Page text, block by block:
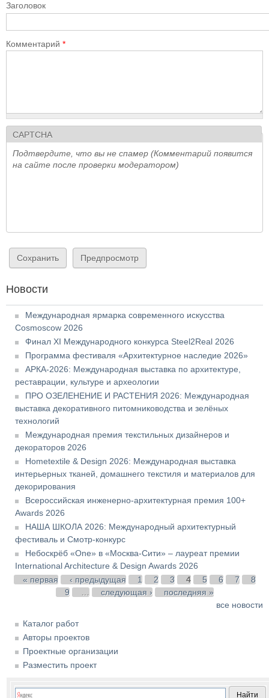
Заголовок
Комментарий *
CAPTCHA
Подтвердите, что вы не спамер (Комментарий появится
на сайте после проверки модератором)
Новости
Международная ярмарка современного искусства
Cosmoscow 2026
Финал XI Международного конкурса Steel2Real 2026
Программа фестиваля «Архитектурное наследие 2026»
АРКА-2026: Международная выставка по архитектуре,
реставрации, культуре и археологии
ПРО ОЗЕЛЕНЕНИЕ И РАСТЕНИЯ 2026: Международная
выставка декоративного питомниководства и зелёных
технологий
Международная премия текстильных дизайнеров и
декораторов 2026
Hometextile & Design 2026: Международная выставка
интерьерных тканей, домашнего текстиля и материалов для
декорирования
Всероссийская инженерно-архитектурная премия 100+
Awards 2026
НАША ШКОЛА 2026: Международный архитектурный
фестиваль и Смотр-конкурс
Небоскрёб «One» в «Москва-Сити» – лауреат премии
International Architecture & Design Awards 2026
Страницы
« первая ‹ предыдущая 1 2 3 4 5 6 7
8
9
… следующая ›
последняя »
все новости
Каталог работ
Авторы проектов
Проектные организации
Разместить проект